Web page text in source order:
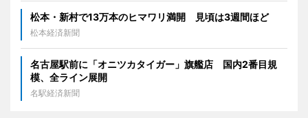
松本・新村で13万本のヒマワリ満開 見頃は3週間ほど
松本経済新聞
名古屋駅前に「オニツカタイガー」旗艦店 国内2番目規
模、全ライン展開
名駅経済新聞